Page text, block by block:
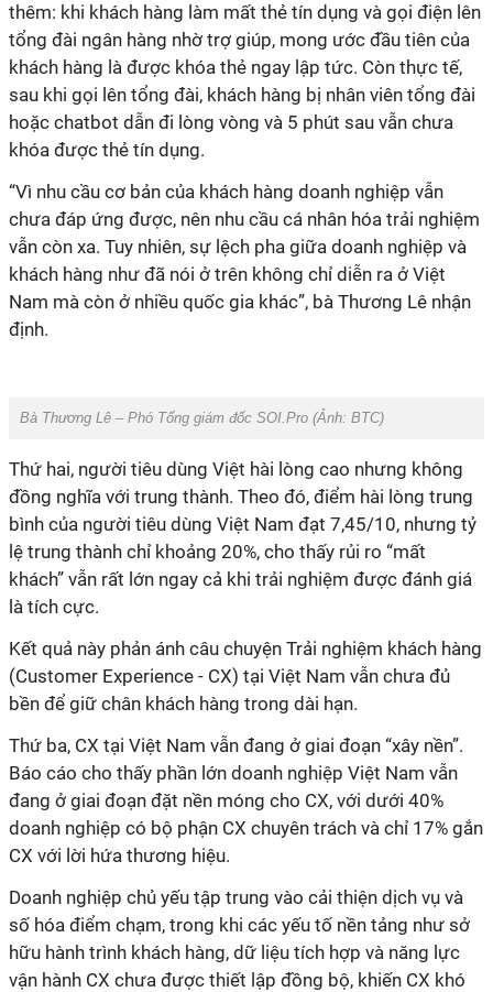
thêm: khi khách hàng làm mất thẻ tín dụng và gọi điện lên
tổng đài ngân hàng nhờ trợ giúp, mong ước đầu tiên của
khách hàng là được khóa thẻ ngay lập tức. Còn thực tế,
sau khi gọi lên tổng đài, khách hàng bị nhân viên tổng đài
hoặc chatbot dẫn đi lòng vòng và 5 phút sau vẫn chưa
khóa được thẻ tín dụng.
“Vì nhu cầu cơ bản của khách hàng doanh nghiệp vẫn
chưa đáp ứng được, nên nhu cầu cá nhân hóa trải nghiệm
vẫn còn xa. Tuy nhiên, sự lệch pha giữa doanh nghiệp và
khách hàng như đã nói ở trên không chỉ diễn ra ở Việt
Nam mà còn ở nhiều quốc gia khác”, bà Thương Lê nhận
định.
Bà Thương Lê – Phó Tổng giám đốc SOI.Pro (Ảnh: BTC)
Thứ hai, người tiêu dùng Việt hài lòng cao nhưng không
đồng nghĩa với trung thành. Theo đó, điểm hài lòng trung
bình của người tiêu dùng Việt Nam đạt 7,45/10, nhưng tỷ
lệ trung thành chỉ khoảng 20%, cho thấy rủi ro “mất
khách” vẫn rất lớn ngay cả khi trải nghiệm được đánh giá
là tích cực.
Kết quả này phản ánh câu chuyện Trải nghiệm khách hàng
(Customer Experience - CX) tại Việt Nam vẫn chưa đủ
bền để giữ chân khách hàng trong dài hạn.
Thứ ba, CX tại Việt Nam vẫn đang ở giai đoạn “xây nền”.
Báo cáo cho thấy phần lớn doanh nghiệp Việt Nam vẫn
đang ở giai đoạn đặt nền móng cho CX, với dưới 40%
doanh nghiệp có bộ phận CX chuyên trách và chỉ 17% gắn
CX với lời hứa thương hiệu.
Doanh nghiệp chủ yếu tập trung vào cải thiện dịch vụ và
số hóa điểm chạm, trong khi các yếu tố nền tảng như sở
hữu hành trình khách hàng, dữ liệu tích hợp và năng lực
vận hành CX chưa được thiết lập đồng bộ, khiến CX khó